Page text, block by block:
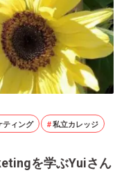
ティング 私立カレッジ
を学ぶYuiさん